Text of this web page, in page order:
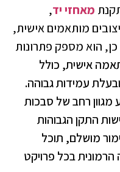
מאחזי יד,
מותאמים אישית,
מספק פתרונות
אישית, כולל
עמידות גבוהה.
רחב של סבכות
התקן הגבוהות
מושלם, תוכל
בכל פרויקט